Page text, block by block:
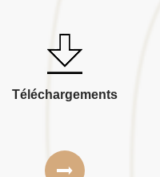
Téléchargements